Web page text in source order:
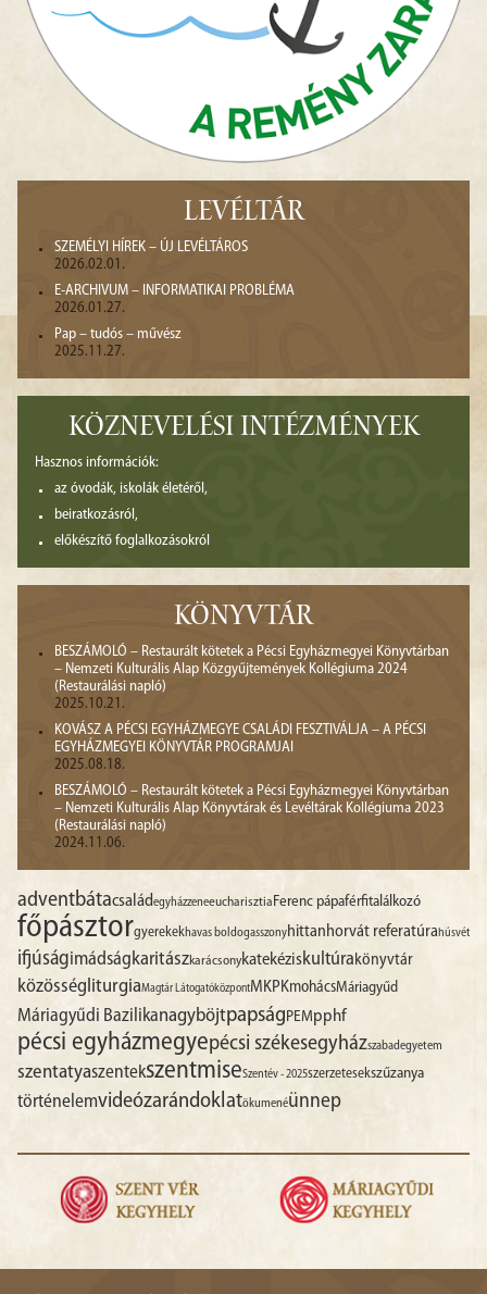
LEVÉLTÁR
SZEMÉLYI HÍREK – ÚJ LEVÉLTÁROS
2026.02.01.
E-ARCHIVUM – INFORMATIKAI PROBLÉMA
2026.01.27.
Pap – tudós – művész
2025.11.27.
KÖZNEVELÉSI INTÉZMÉNYEK
Hasznos információk:
az óvodák, iskolák életéről,
beiratkozásról,
előkészítő foglalkozásokról
KÖNYVTÁR
BESZÁMOLÓ – Restaurált kötetek a Pécsi Egyházmegyei Könyvtárban
– Nemzeti Kulturális Alap Közgyűjtemények Kollégiuma 2024
(Restaurálási napló)
2025.10.21.
KOVÁSZ A PÉCSI EGYHÁZMEGYE CSALÁDI FESZTIVÁLJA – A PÉCSI
EGYHÁZMEGYEI KÖNYVTÁR PROGRAMJAI
2025.08.18.
BESZÁMOLÓ – Restaurált kötetek a Pécsi Egyházmegyei Könyvtárban
– Nemzeti Kulturális Alap Könyvtárak és Levéltárak Kollégiuma 2023
(Restaurálási napló)
2024.11.06.
adventbátacsaládegyházzeneeucharisztiaFerenc pápaférfitalálkozó
főpásztorgyerekekhavas boldogasszonyhittanhorvát referatúrahúsvét
ifjúságimádságkaritászkarácsonykatekéziskultúrakönyvtár
közösségliturgiaMagtár LátogatóközpontMKPKmohácsMáriagyűd
Máriagyűdi BazilikanagyböjtpapságPEMpphf
pécsi egyházmegyepécsi székesegyházszabadegyetem
szentatyaszentekszentmiseSzentév - 2025szerzetesekszűzanya
történelemvideózarándoklatökumenéünnep